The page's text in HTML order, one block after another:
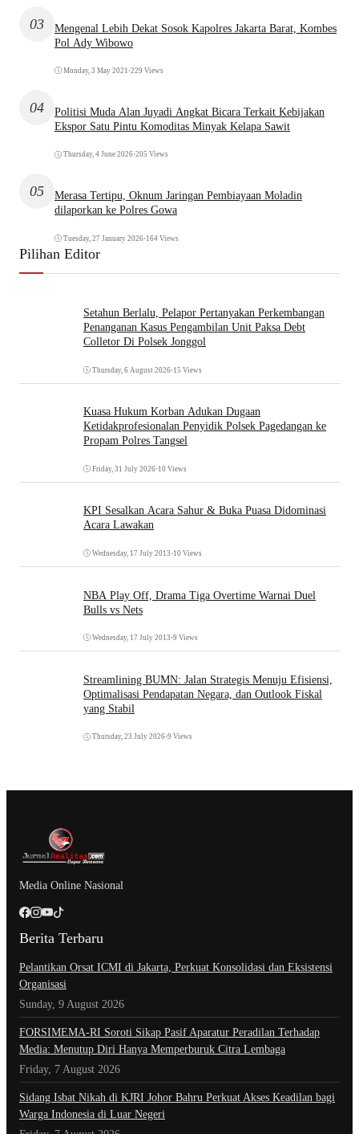
03
Mengenal Lebih Dekat Sosok Kapolres Jakarta Barat, Kombes
Pol Ady Wibowo
Monday, 3 May 2021 •229 Views
04
Politisi Muda Alan Juyadi Angkat Bicara Terkait Kebijakan
Ekspor Satu Pintu Komoditas Minyak Kelapa Sawit
Thursday, 4 June 2026•205 Views
05
Merasa Tertipu, Oknum Jaringan Pembiayaan Moladin
dilaporkan ke Polres Gowa
Tuesday, 27 January 2026•164 Views
Pilihan Editor
Setahun Berlalu, Pelapor Pertanyakan Perkembangan
Penanganan Kasus Pengambilan Unit Paksa Debt
Colletor Di Polsek Jonggol
Thursday, 6 August 2026•15 Views
Kuasa Hukum Korban Adukan Dugaan
Ketidakprofesionalan Penyidik Polsek Pagedangan ke
Propam Polres Tangsel
Friday, 31 July 2026•10 Views
KPI Sesalkan Acara Sahur & Buka Puasa Didominasi
Acara Lawakan
Wednesday, 17 July 2013 •10 Views
NBA Play Off, Drama Tiga Overtime Warnai Duel
Bulls vs Nets
Wednesday, 17 July 2013 •9 Views
Streamlining BUMN: Jalan Strategis Menuju Efisiensi,
Optimalisasi Pendapatan Negara, dan Outlook Fiskal
yang Stabil
Thursday, 23 July 2026•9 Views
Media Online Nasional
Berita Terbaru
Pelantikan Orsat ICMI di Jakarta, Perkuat Konsolidasi dan Eksistensi
Organisasi
Sunday, 9 August 2026
​FORSIMEMA-RI Soroti Sikap Pasif Aparatur Peradilan Terhadap
Media: Menutup Diri Hanya Memperburuk Citra Lembaga
Friday, 7 August 2026
Sidang Isbat Nikah di KJRI Johor Bahru Perkuat Akses Keadilan bagi
Warga Indonesia di Luar Negeri